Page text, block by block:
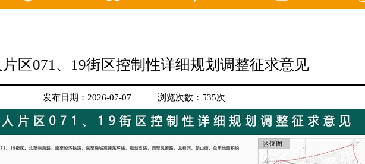
区071、19街区控制性详细规划调整征求意见
发布日期：2026-07-07 浏览次数： 535次